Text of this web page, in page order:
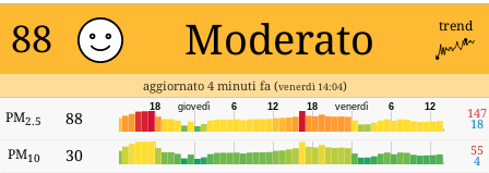
88 Moderato trend
aggiornato 4 minuti fa (venerdì 14:04)
PM2.5 88
12
6
venerdì
18
12
6
giovedì
18 147
18
PM10 30 55
4